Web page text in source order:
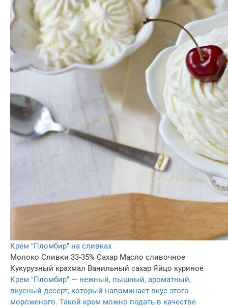
Крем "Пломбир" на сливках
Молоко Сливки 33-35% Сахар Масло сливочное
Кукурузный крахмал Ванильный сахар Яйцо куриное
Крем "Пломбир" — нежный, пышный, ароматный,
вкусный десерт, который напоминает вкус этого
мороженого. Такой крем можно подать в качестве